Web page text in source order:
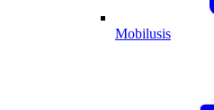
Mobilusis